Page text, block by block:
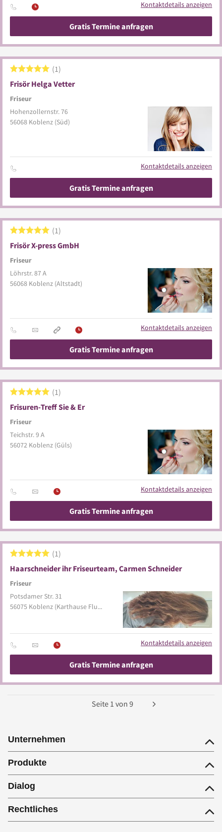
Kontaktdetails anzeigen
Gratis Termine anfragen
Frisör Helga Vetter
Friseur
1
Hohenzollernstr. 76
56068 Koblenz (Süd)
Kontaktdetails anzeigen
Gratis Termine anfragen
Frisör X-press GmbH
Friseur
1
Löhrstr. 87 A
56068 Koblenz (Altstadt)
Kontaktdetails anzeigen
Gratis Termine anfragen
Frisuren-Treff Sie & Er
Friseur
1
Teichstr. 9 A
56072 Koblenz (Güls)
Kontaktdetails anzeigen
Gratis Termine anfragen
Haarschneider ihr Friseurteam, Carmen Schneider
Friseur
1
Potsdamer Str. 31
56075 Koblenz (Karthause Flugfeld)
Kontaktdetails anzeigen
Gratis Termine anfragen
Seite 1 von 9
Unternehmen
Produkte
Dialog
Rechtliches